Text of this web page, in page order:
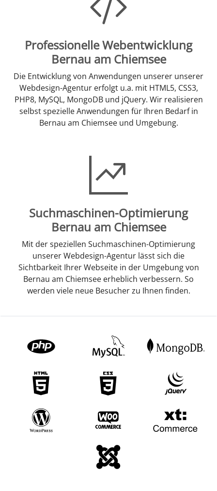
Professionelle Webentwicklung
Bernau am Chiemsee
Die Entwicklung von Anwendungen unserer unserer
Webdesign-Agentur erfolgt u.a. mit HTML5, CSS3,
PHP8, MySQL, MongoDB und jQuery. Wir realisieren
selbst spezielle Anwendungen für Ihren Bedarf in
Bernau am Chiemsee und Umgebung.
Suchmaschinen-Optimierung
Bernau am Chiemsee
Mit der speziellen Suchmaschinen-Optimierung
unserer Webdesign-Agentur lässt sich die
Sichtbarkeit Ihrer Webseite in der Umgebung von
Bernau am Chiemsee erheblich verbessern. So
werden viele neue Besucher zu Ihnen finden.